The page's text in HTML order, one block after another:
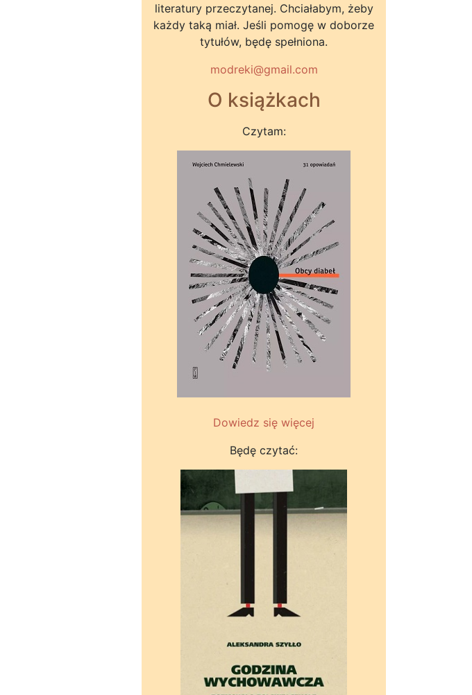
literatury przeczytanej. Chciałabym, żeby
każdy taką miał. Jeśli pomogę w doborze
tytułów, będę spełniona.
modreki@gmail.com
O książkach
Czytam:
Dowiedz się więcej
Będę czytać: